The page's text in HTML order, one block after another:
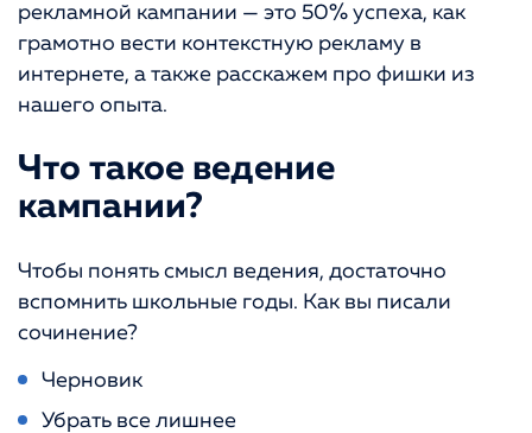
рекламной кампании — это 50% успеха, как
грамотно вести контекстную рекламу в
интернете, а также расскажем про фишки из
нашего опыта.
Что такое ведение
кампании?
Чтобы понять смысл ведения, достаточно
вспомнить школьные годы. Как вы писали
сочинение?
Черновик
Убрать все лишнее